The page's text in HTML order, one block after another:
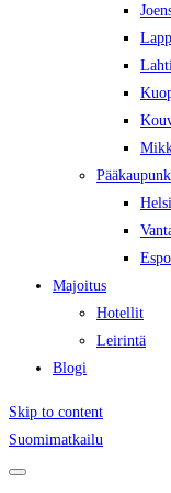
Majoitus
Hotellit
Leirintä
Blogi
Skip to content
Suomimatkailu